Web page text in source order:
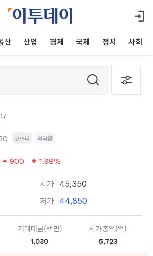
산 산업 경제 국제 정치 사회
코스피 의약품
900 1.99%
시가 45,350
저가 44,850
거래대금(백만)
1,030
시가총액(억)
6,723